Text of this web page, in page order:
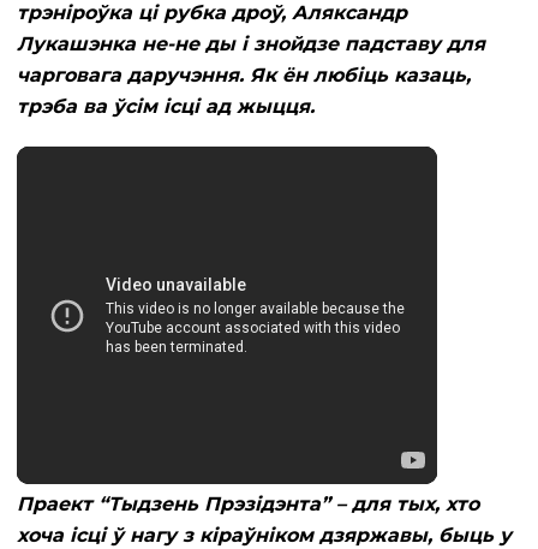
трэніроўка ці рубка дроў, Аляксандр
Лукашэнка не-не ды і знойдзе падставу для
чарговага даручэння. Як ён любіць казаць,
трэба ва ўсім ісці ад жыцця.
Праект “Тыдзень Прэзідэнта” – для тых, хто
хоча ісці ў нагу з кіраўніком дзяржавы, быць у